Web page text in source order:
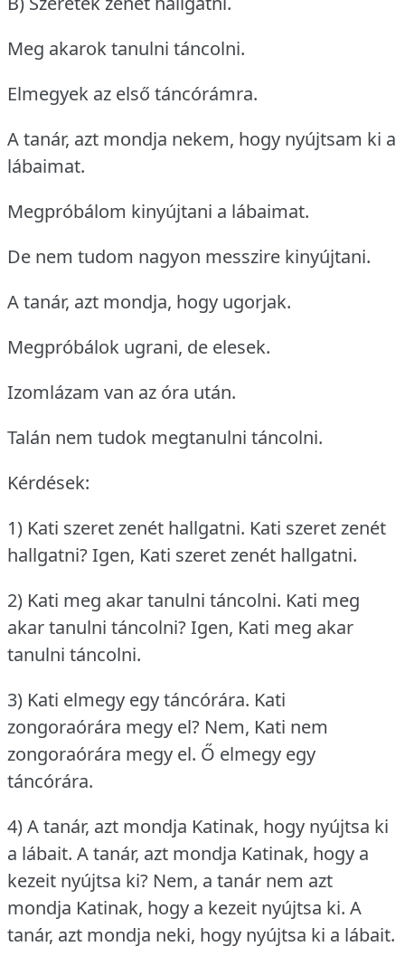
Meg akarok tanulni táncolni.
Elmegyek az első táncórámra.
A tanár, azt mondja nekem, hogy nyújtsam ki a
lábaimat.
Megpróbálom kinyújtani a lábaimat.
De nem tudom nagyon messzire kinyújtani.
A tanár, azt mondja, hogy ugorjak.
Megpróbálok ugrani, de elesek.
Izomlázam van az óra után.
Talán nem tudok megtanulni táncolni.
Kérdések:
1) Kati szeret zenét hallgatni. Kati szeret zenét
hallgatni?Igen, Kati szeret zenét hallgatni.
2) Kati meg akar tanulni táncolni. Kati meg
akar tanulni táncolni?Igen, Kati meg akar
tanulni táncolni.
3) Kati elmegy egy táncórára. Kati
zongoraórára megy el? Nem, Kati nem
zongoraórára megy el. Ő elmegy egy
táncórára.
4) A tanár, azt mondja Katinak, hogy nyújtsa ki
a lábait. A tanár, azt mondja Katinak, hogy a
kezeit nyújtsa ki? Nem, a tanár nem azt
mondja Katinak, hogy a kezeit nyújtsa ki. A
tanár, azt mondja neki, hogy nyújtsa ki a lábait.